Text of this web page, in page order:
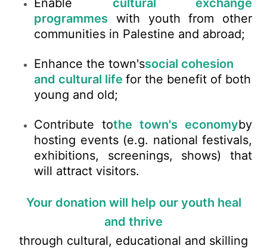
Enable cultural exchange
programmes with youth from other
communities in Palestine and abroad;
Enhance the town'ssocial cohesion
and cultural life for the benefit of both
young and old;
Contribute tothe town's economyby
hosting events (e.g. national festivals,
exhibitions, screenings, shows) that
will attract visitors.
Your donation will help our youth heal
and thrive
through cultural, educational and skilling